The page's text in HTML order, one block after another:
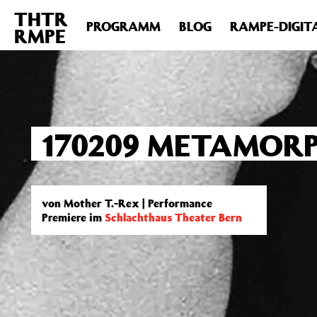
Deprecated : Die Funktion post_permalink ist seit Version
includes/functions.phpon line6031
THTR
RMPE PROGRAMM BLOG RAMPE-
170209
von Mother T.-Rex | Performance
Premiere im Schlachthaus Theater Bern